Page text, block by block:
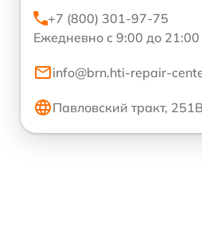
+7 (800) 301-97-75
Ежедневно с 9:00 до 21:00
info@brn.hti-repair-
Павловский тракт, 251В